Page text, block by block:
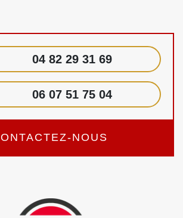
04 82 29 31 69
06 07 51 75 04
NOUS